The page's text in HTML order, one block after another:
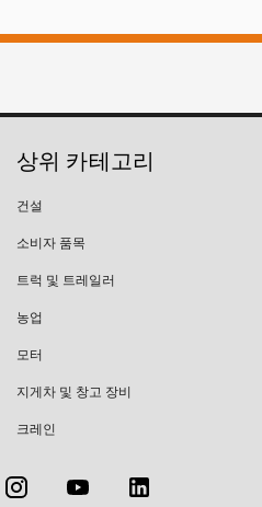
상위 카테고리
건설
소비자 품목
트럭 및 트레일러
농업
모터
지게차 및 창고 장비
크레인